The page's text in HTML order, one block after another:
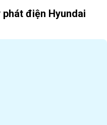
phát điện Hyundai